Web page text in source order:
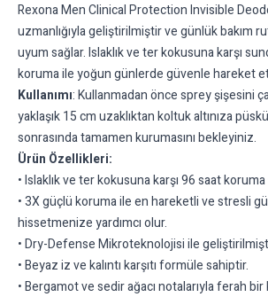
Rexona Men Clinical Protection Invisible
uzmanlığıyla geliştirilmiştir ve günlük bakım
uyum sağlar. Islaklık ve ter kokusuna karşı
koruma ile yoğun günlerde güvenle hareket
Kullanımı: Kullanmadan önce sprey şişesini
yaklaşık 15 cm uzaklıktan koltuk altınıza
sonrasında tamamen kurumasını bekleyiniz.
Ürün Özellikleri:
• Islaklık ve ter kokusuna karşı 96 saat koruma
• 3X güçlü koruma ile en hareketli ve stresli
hissetmenize yardımcı olur.
• Dry-Defense Mikroteknolojisi ile
• Beyaz iz ve kalıntı karşıtı formüle sahiptir.
• Bergamot ve sedir ağacı notalarıyla ferah